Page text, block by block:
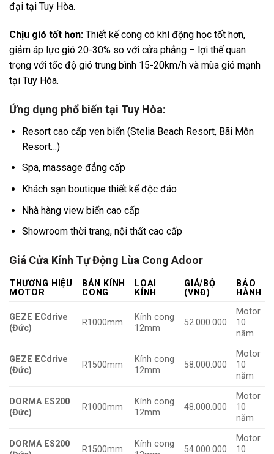
đại tại Tuy Hòa.
Chịu gió tốt hơn: Thiết kế cong có khí động học tốt hơn,
giảm áp lực gió 20-30% so với cửa phẳng – lợi thế quan
trọng với tốc độ gió trung bình 15-20km/h và mùa gió mạnh
tại Tuy Hòa.
Ứng dụng phổ biến tại Tuy Hòa:
Resort cao cấp ven biển (Stelia Beach Resort, Bãi Môn
Resort…)
Spa, massage đẳng cấp
Khách sạn boutique thiết kế độc đáo
Nhà hàng view biển cao cấp
Showroom thời trang, nội thất cao cấp
Giá Cửa Kính Tự Động Lùa Cong Adoor
THƯƠNG HIỆU
MOTOR
BÁN KÍNH
CONG
LOẠI
KÍNH
GIÁ/BỘ
(VNĐ)
BẢO
HÀNH
GEZE ECdrive
(Đức)
R1000mm
Kính cong
12mm
52.000.000
Motor
10
năm
GEZE ECdrive
(Đức)
R1500mm
Kính cong
12mm
58.000.000
Motor
10
năm
DORMA ES200
(Đức)
R1000mm
Kính cong
12mm
48.000.000
Motor
10
năm
DORMA ES200
R1500mm
Kính cong
54.000.000
Motor
10